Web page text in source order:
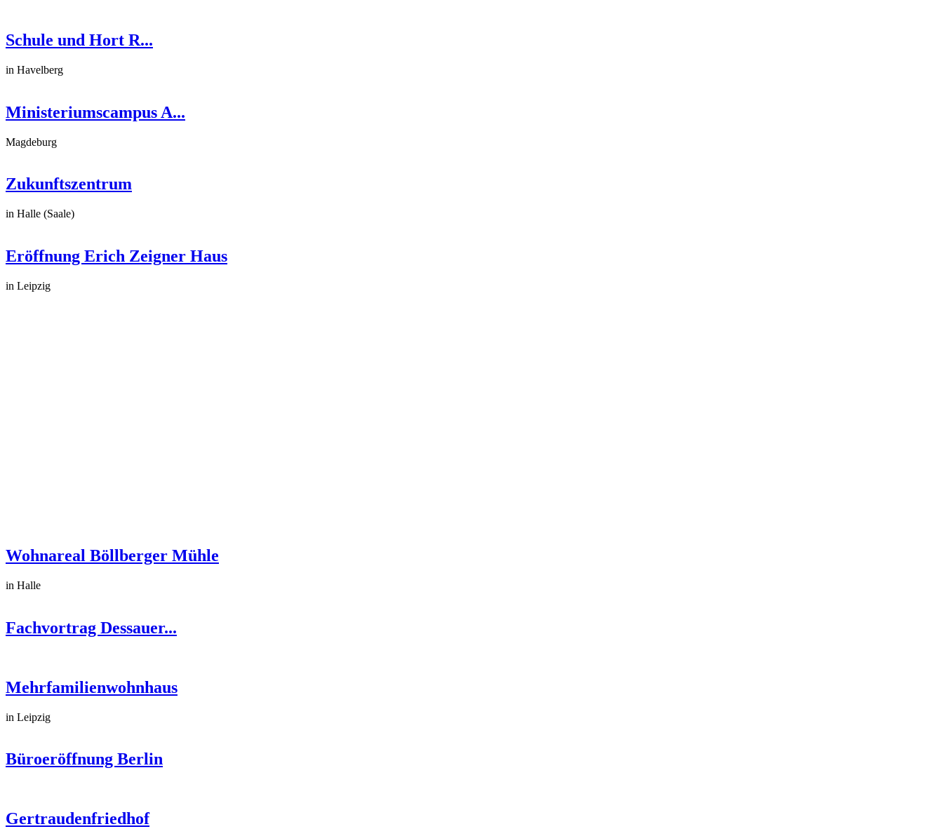
Schule und Hort R...
in Havelberg
Ministeriumscampus A...
Magdeburg
Zukunftszentrum
in Halle (Saale)
Eröffnung Erich Zeigner Haus
in Leipzig
Wohnareal Böllberger Mühle
in Halle
Fachvortrag Dessauer...
Mehrfamilienwohnhaus
in Leipzig
Büroeröffnung Berlin
Gertraudenfriedhof